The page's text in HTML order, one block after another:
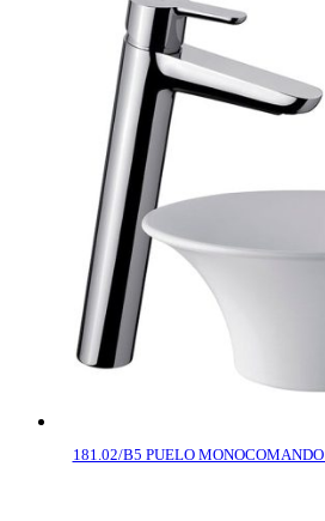
181.02/B5 PUELO